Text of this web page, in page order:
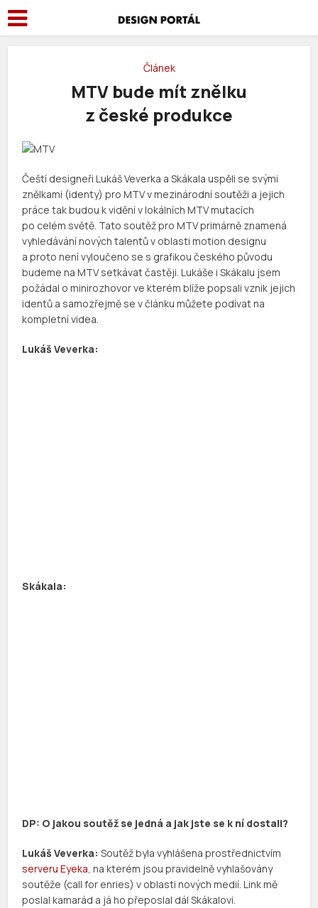
Článek
MTV bude mít znělku
z české produkce
Čeští designeři Lukáš Veverka a Skákala uspěli se svými
znělkami (identy) pro MTV v mezinárodní soutěži a jejich
práce tak budou k vidění v lokálních MTV mutacích
po celém světě. Tato soutěž pro MTV primárně znamená
vyhledávání nových talentů v oblasti motion designu
a proto není vyloučeno se s grafikou českého původu
budeme na MTV setkávat častěji. Lukáše i Skákalu jsem
požádal o minirozhovor ve kterém blíže popsali vznik jejich
identů a samozřejmě se v článku můžete podívat na
kompletní videa.
Lukáš Veverka:
Skákala:
DP: O jakou soutěž se jedná a jak jste se k ní dostali?
Lukáš Veverka: Soutěž byla vyhlášena prostřednictvím
serveru Eyeka, na kterém jsou pravidelně vyhlašovány
soutěže (call for enries) v oblasti nových medií. Link mě
poslal kamarád a já ho přeposlal dál Skákalovi.